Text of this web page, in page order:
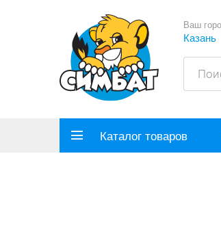
Ваш
Казань
Каталог товаров